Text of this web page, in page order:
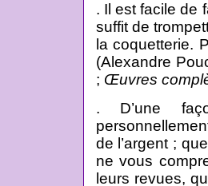
. Il est facile de
suffit de
la coquetterie.
(Alexandre
; Œuvres
. D’une
de l’argent ;
ne vous
leurs revues,